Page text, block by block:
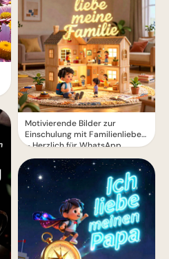
Motivierende Bilder zur
Einschulung mit Familienliebe
– Herzlich für WhatsApp